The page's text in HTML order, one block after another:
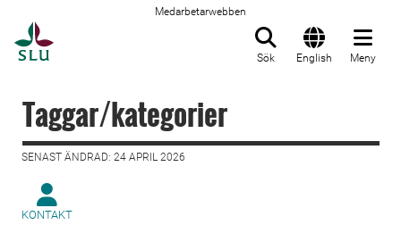
Medarbetarwebben
Sök English Meny
Taggar/kategorier
SENAST ÄNDRAD: 24 APRIL 2026
KONTAKT